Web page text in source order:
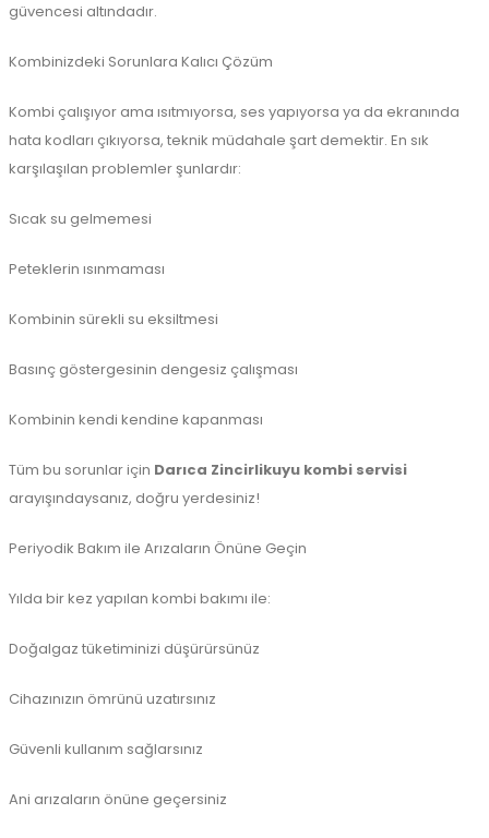
güvencesi altındadır.
Kombinizdeki Sorunlara Kalıcı Çözüm
Kombi çalışıyor ama ısıtmıyorsa, ses yapıyorsa ya da ekranında
hata kodları çıkıyorsa, teknik müdahale şart demektir. En sık
karşılaşılan problemler şunlardır:
Sıcak su gelmemesi
Peteklerin ısınmaması
Kombinin sürekli su eksiltmesi
Basınç göstergesinin dengesiz çalışması
Kombinin kendi kendine kapanması
Tüm bu sorunlar için Darıca Zincirlikuyu kombi servisi
arayışındaysanız, doğru yerdesiniz!
Periyodik Bakım ile Arızaların Önüne Geçin
Yılda bir kez yapılan kombi bakımı ile:
Doğalgaz tüketiminizi düşürürsünüz
Cihazınızın ömrünü uzatırsınız
Güvenli kullanım sağlarsınız
Ani arızaların önüne geçersiniz